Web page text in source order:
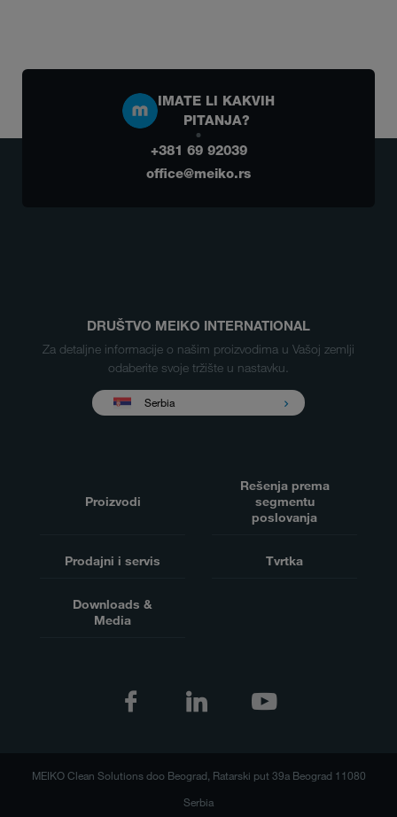
IMATE LI KAKVIH
PITANJA?
+381 69 92039
office@meiko.rs
DRUŠTVO MEIKO INTERNATIONAL
Za detaljne informacije o našim proizvodima u Vašoj zemlji
odaberite svoje tržište u nastavku.
Serbia
Proizvodi
Rešenja prema
segmentu
poslovanja
Prodajni i servis Tvrtka
Downloads &
Media
MEIKO Clean Solutions doo Beograd, Ratarski put 39a Beograd 11080
Serbia